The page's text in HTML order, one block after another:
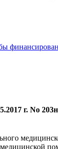
г. No